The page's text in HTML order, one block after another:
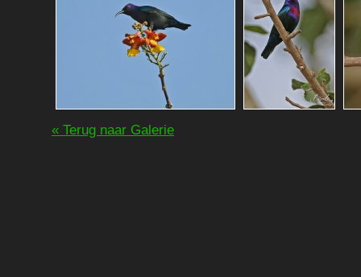
« Terug naar Galerie